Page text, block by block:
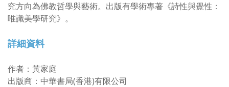
究方向為佛教哲學與藝術。出版有學術專著《詩性與覺性：
唯識美學研究》。
詳細資料
作者：黃家庭
出版商：中華書局(香港)有限公司